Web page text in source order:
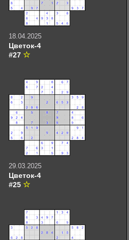
18.04.2025
Цветок-4
#27
29.03.2025
Цветок-4
#25